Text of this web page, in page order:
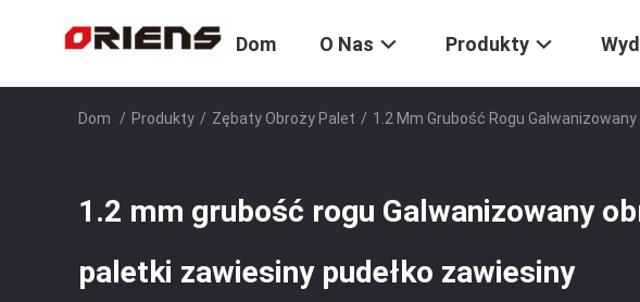
Dom O Nas Produkty
Dom / Produkty / Zębaty Obroży Palet / 1.2 Mm Grubość Rogu
1.2 mm grubość rogu Galwanizowany
paletki zawiesiny pudełko zawiesiny